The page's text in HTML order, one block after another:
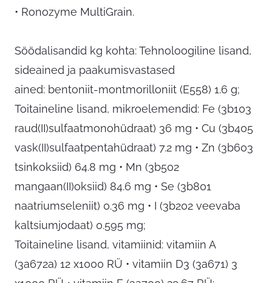
• Ronozyme MultiGrain.
Söödalisandid kg kohta: Tehnoloogiline lisand,
sideained ja paakumisvastased
ained: bentoniit-montmorilloniit (E558) 1.6 g;
Toitaineline lisand, mikroelemendid: Fe (3b103
raud(II)sulfaatmonohüdraat) 36 mg • Cu (3b405
vask(II)sulfaatpentahüdraat) 7.2 mg • Zn (3b603
tsinkoksiid) 64.8 mg • Mn (3b502
mangaan(II)oksiid) 84.6 mg • Se (3b801
naatriumseleniit) 0.36 mg • I (3b202 veevaba
kaltsiumjodaat) 0.595 mg;
Toitaineline lisand, vitamiinid: vitamiin A
(3a672a) 12 x1000 RÜ • vitamiin D3 (3a671) 3